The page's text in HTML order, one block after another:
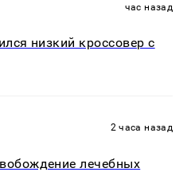
час назад
низкий кроссовер с
2 часа назад
лечебных